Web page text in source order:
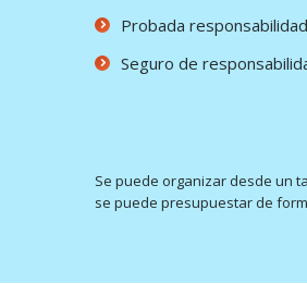
Probada
Seguro de
Se puede organizar desde un
se puede presupuestar de